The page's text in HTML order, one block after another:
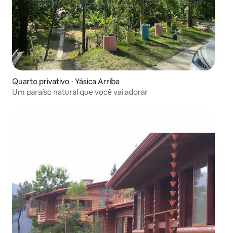
Quarto privativo ⋅ Yásica Arriba
Um paraíso natural que você vai adorar